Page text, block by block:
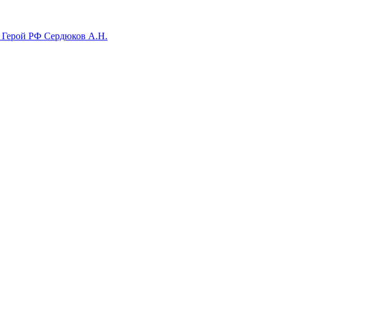
Герой РФ Сердюков А.Н.